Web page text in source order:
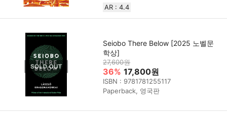
AR : 4.4
Seiobo There Below [2025 노벨문
학상]
27,600원
36% 17,800원
ISBN : 9781781255117
Paperback, 영국판